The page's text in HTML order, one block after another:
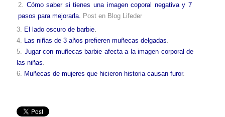
Cómo saber si tienes una imagen coporal negativa y 7
pasos para mejorarla Post en Blog Lifeder
3. El lado oscuro de barbie
4. Las niñas de 3 años prefieren muñecas delgadas
5. Jugar con muñecas barbie afecta a la imagen corporal de
las niñas
6. Muñecas de mujeres que hicieron historia causan furor.